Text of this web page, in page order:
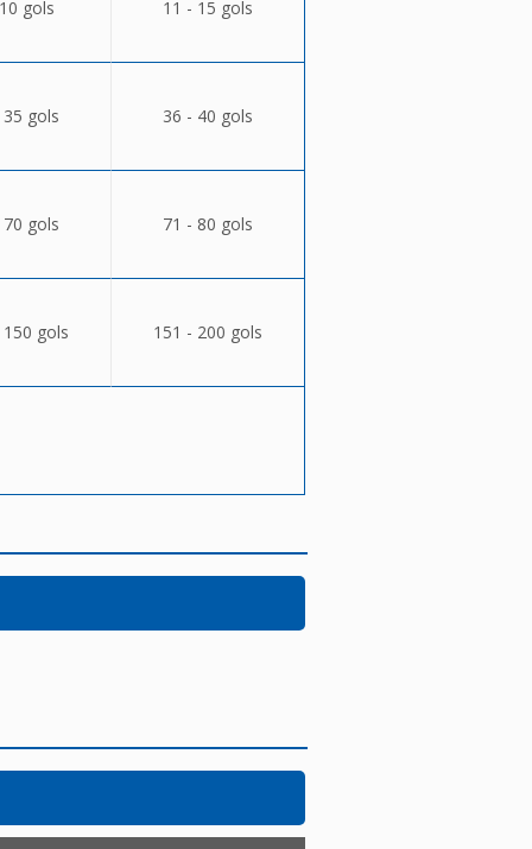
gols 11 - 15 gols
gols 36 - 40 gols
gols 71 - 80 gols
gols 151 - 200 gols